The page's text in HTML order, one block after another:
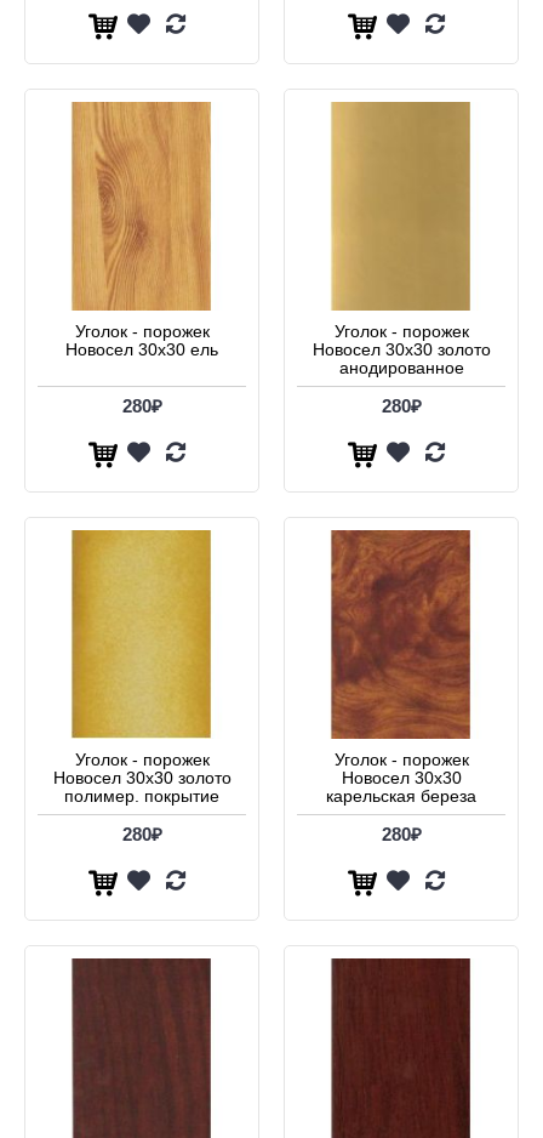
Уголок - порожек
Новосел 30х30 ель
280₽
Уголок - порожек
Новосел 30х30 золото
анодированное
280₽
Уголок - порожек
Новосел 30х30 золото
полимер. покрытие
280₽
Уголок - порожек
Новосел 30х30
карельская береза
280₽